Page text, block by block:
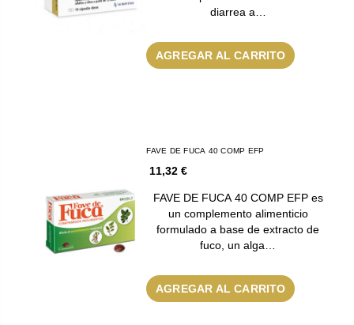
diarrea a…
AGREGAR AL CARRITO
FAVE DE FUCA 40 COMP EFP
11,32 €
FAVE DE FUCA 40 COMP EFP es
un complemento alimenticio
formulado a base de extracto de
fuco, un alga…
AGREGAR AL CARRITO